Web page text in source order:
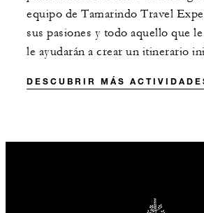
equipo de Tamarindo Travel
sus pasiones y todo aquello que
le ayudarán a crear un itinerario
DESCUBRIR MÁS